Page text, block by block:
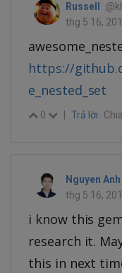
Russell
thg 5 16,
https://
e_nested_set
0 Trả lời
Nguyen
thg 5 16,
i know this
research it.
this in next